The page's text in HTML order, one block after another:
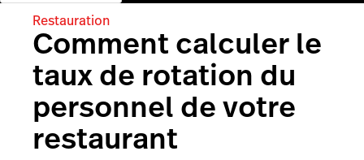
Restauration
Comment calculer le
taux de rotation du
personnel de votre
restaurant